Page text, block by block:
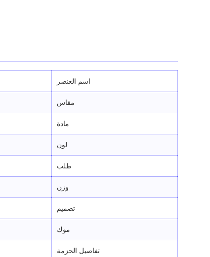
اسم العنصر
مقاس
مادة
لون
طلب
وزن
تصميم
موك
تفاصيل الحزمة